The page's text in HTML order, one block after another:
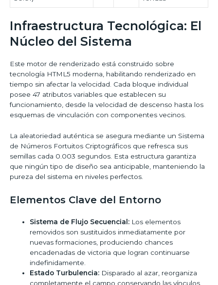
Infraestructura Tecnológica: El
Núcleo del Sistema
Este motor de renderizado está construido sobre
tecnología HTML5 moderna, habilitando renderizado en
tiempo sin afectar la velocidad. Cada bloque individual
posee 47 atributos variables que establecen su
funcionamiento, desde la velocidad de descenso hasta los
esquemas de vinculación con componentes vecinos.
La aleatoriedad auténtica se asegura mediante un Sistema
de Números Fortuitos Criptográficos que refresca sus
semillas cada 0.003 segundos. Esta estructura garantiza
que ningún tipo de diseño sea anticipable, manteniendo la
pureza del sistema en niveles perfectos.
Elementos Clave del Entorno
Sistema de Flujo Secuencial: Los elementos
removidos son sustituidos inmediatamente por
nuevas formaciones, produciendo chances
encadenadas de victoria que logran continuarse
indefinidamente.
Estado Turbulencia: Disparado al azar, reorganiza
completamente el campo conservando las vínculos